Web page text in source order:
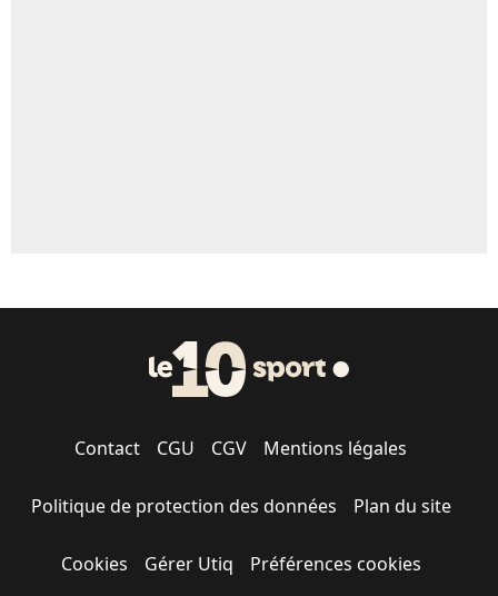
Contact CGU CGV Mentions légales
Politique de protection des données Plan du site
Cookies Gérer Utiq Préférences cookies